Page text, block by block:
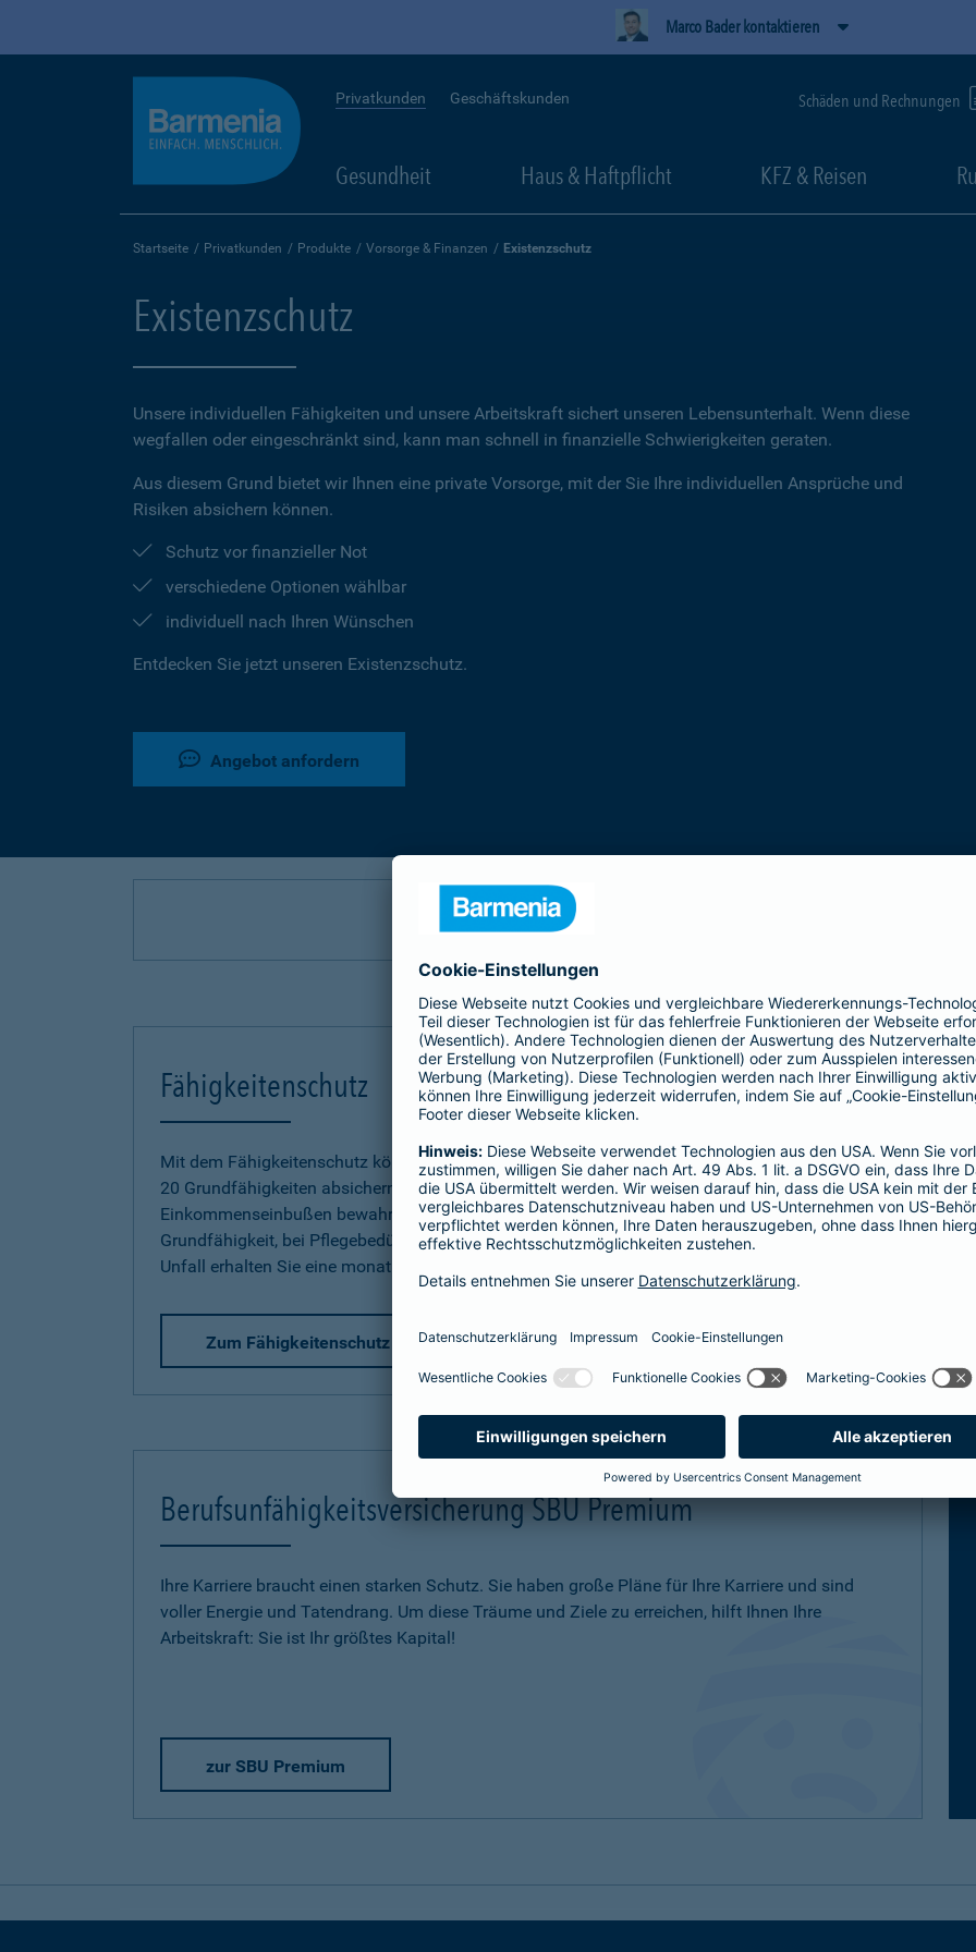
Marco Bader kontaktieren
Privatkunden Geschäftskunden Schäden und Rechnungen
Gesundheit Haus & Haftpflicht KFZ & Reisen
Startseite Privatkunden Produkte Vorsorge & Finanzen Existenzschutz
Existenzschutz
Unsere individuellen Fähigkeiten und unsere Arbeitskraft sichert unseren Lebensunterhalt. Wenn diese
wegfallen oder eingeschränkt sind, kann man schnell in finanzielle Schwierigkeiten geraten.
Aus diesem Grund bietet wir Ihnen eine private Vorsorge, mit der Sie Ihre individuellen Ansprüche und
Risiken absichern können.
Schutz vor finanzieller Not
verschiedene Optionen wählbar
individuell nach Ihren Wünschen
Entdecken Sie jetzt unseren Existenzschutz.
Angebot anfordern
Produkte der Gothaer Lebensversicherung
Fähigkeitenschutz
Mit dem Fähigkeitenschutz können Sie jetzt bis zu
20 Grundfähigkeiten absichern und sich so vor
Einkommenseinbußen bewahren. Bereits beim Verlust einer
Grundfähigkeit, bei Pflegebedürftigkeit oder bei einem schweren
Unfall erhalten Sie eine monatliche Rente.
Zum Fähigkeitenschutz
Fähigkeiten der Kinder
Arbeitskraftabsicherung
können Sie Ihre Kinder
der Verlust als auch das
Berufsunfähigkeitsversicherung SBU Premium
Ihre Karriere braucht einen starken Schutz. Sie haben große Pläne für Ihre Karriere und sind
voller Energie und Tatendrang. Um diese Träume und Ziele zu erreichen, hilft Ihnen Ihre
Arbeitskraft: Sie ist Ihr größtes Kapital!
zur SBU Premium